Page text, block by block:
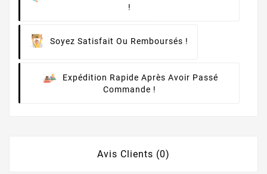
!
Soyez Satisfait Ou Remboursés !
Expédition Rapide Après Avoir Passé
Commande !
Avis Clients (0)